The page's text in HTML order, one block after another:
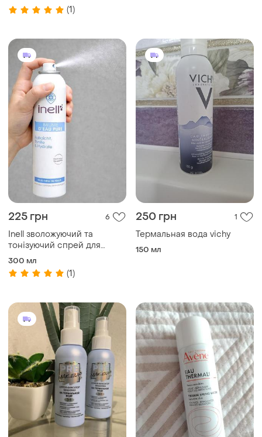
(1)
225 грн 6
Inell зволожуючий та
тонізуючий спрей для
обличчя, 300 мл
300 мл
(1)
250 грн 1
Термальная вода vichy
150 мл